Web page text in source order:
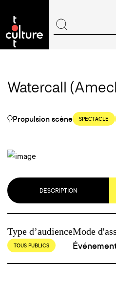
Watercall
Propulsion scène SPECTACLE
DESCRIPTION
Type d’audience
TOUS PUBLICS
Mode